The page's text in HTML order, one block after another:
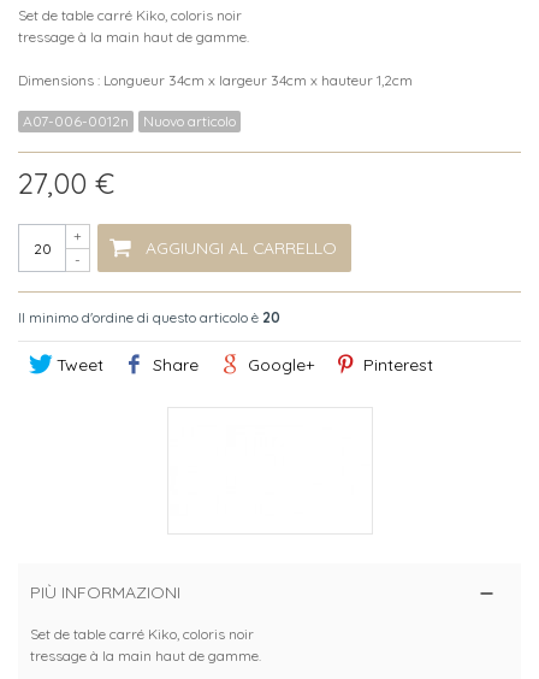
Set de table carré Kiko, coloris noir
tressage à la main haut de gamme.
Dimensions : Longueur 34cm x largeur 34cm x hauteur 1,2cm
A07-006-0012n Nuovo articolo
27,00 €
-
+
AGGIUNGI AL CARRELLO
Il minimo d'ordine di questo articolo è 20
Tweet Share Google+ Pinterest
PIÙ INFORMAZIONI
Set de table carré Kiko, coloris noir
tressage à la main haut de gamme.